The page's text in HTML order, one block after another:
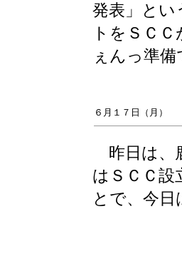
発表」とい
トをＳＣ
ぇんっ準
６月１７日（月）
昨日は、
はＳＣＣ設
とで、今日